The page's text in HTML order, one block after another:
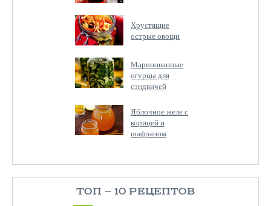
Хрустящие
острые овощи
Маринованные
огурцы для
сэндвичей
Яблочное желе с
корицей и
шафраном
ТОП — 10 РЕЦЕПТОВ